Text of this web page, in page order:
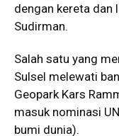
dengan kereta dan
Sudirman.
Salah satu yang
Sulsel melewati
Geopark Kars
masuk nominasi
bumi dunia).